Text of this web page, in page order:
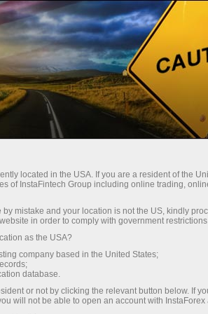
انسٹا فاریکس
مارکیٹ میں کچھ بہترین
کمیشنز، اور ٹریڈنگ اسٹاک
کے لیے
تجارت
located in the USA. If you are a resident of the
of InstaFintech Group including online trading,
mistake and your location is not the US, kindly
in order to comply with government
as the USA?
company based in the United States;
database.
or not by clicking the relevant button below. If
will not be able to open an account with InstaForex